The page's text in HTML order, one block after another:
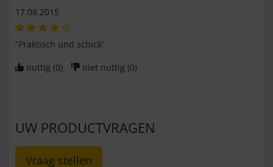
17.08.2015
“Praktisch und schick”
nuttig (0) niet nuttig (0)
UW PRODUCTVRAGEN
Vraag stellen